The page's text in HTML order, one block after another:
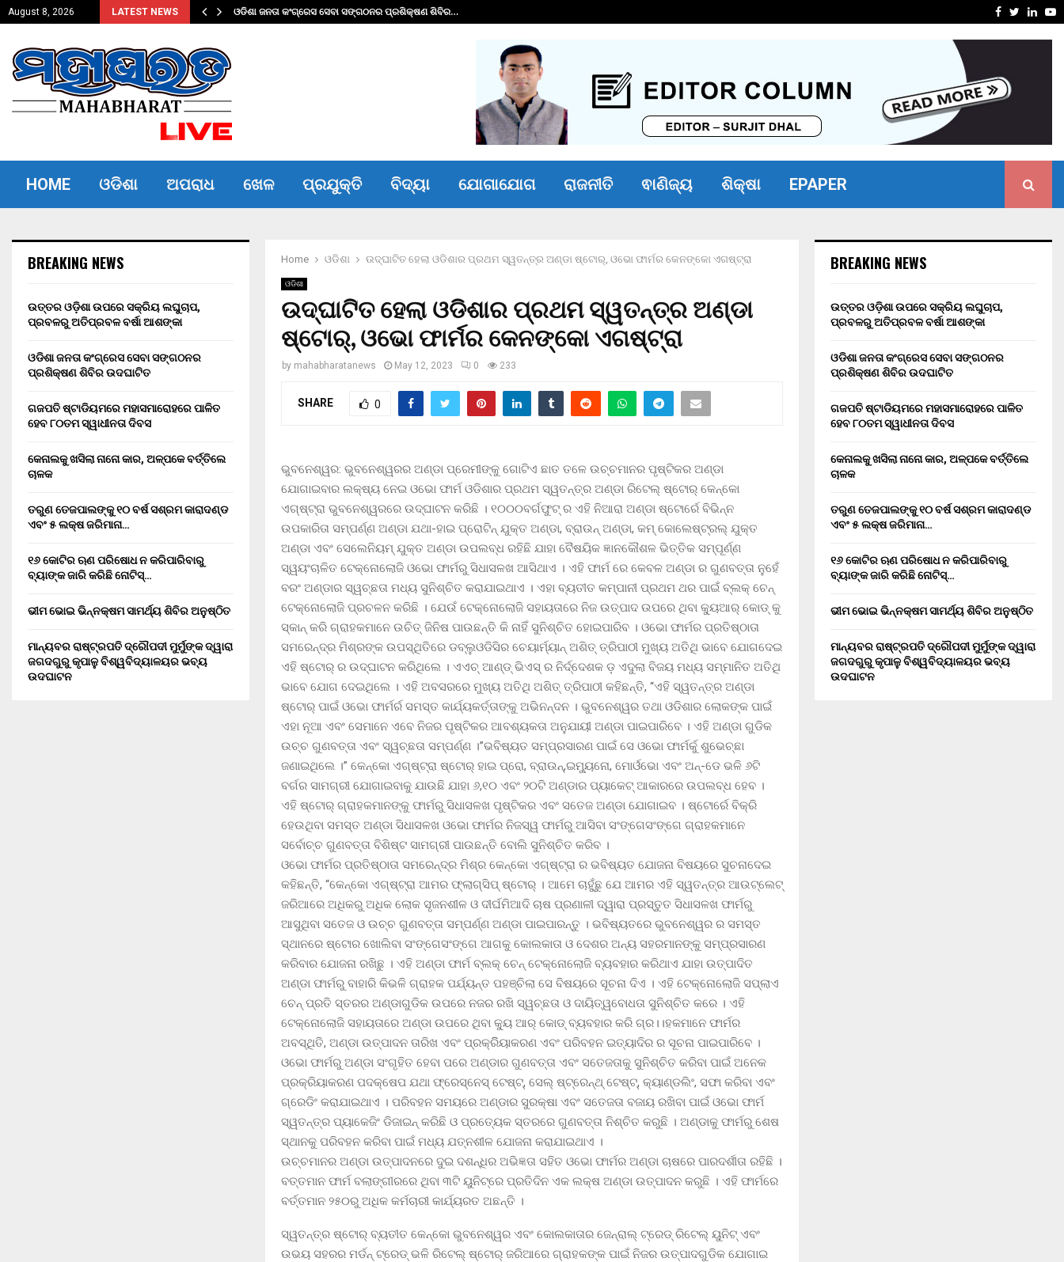
August 8, 2026 LATEST NEWS
ଅତିପ୍ରବଳ… ଓଡିଶା ଜନତା କଂଗ୍ରେସ ସେବା ସଙ୍ଗଠନର ପ୍ରଶିକ୍ଷଣ ଶିବିର… କେନାଲକୁ
Facebook
Twitter
HOME ଓଡିଶା ଅପରାଧ ଖେଳ ପ୍ରଯୁକ୍ତି ବିଦ୍ୟା ଯୋଗାଯୋଗ ରାଜନୀତି ଵାଣିଜ୍ୟ ଶିକ୍ଷା EPAPER
Home ଓଡିଶା ଉଦ୍ଘାଟିତ ହେଲା ଓଡିଶାର ପ୍ରଥମ ସ୍ୱତନ୍ତ୍ର ଅଣ୍ଡା ଷ୍ଟୋର୍, ଓଭୋ ଫାର୍ମର କେନଙ୍କୋ ଏଗଷ୍ଟ୍ରା
ଓଡିଶା
ଉଦ୍ଘାଟିତ ହେଲା ଓଡିଶାର ପ୍ରଥମ ସ୍ୱତନ୍ତ୍ର ଅଣ୍ଡା
ଷ୍ଟୋର୍, ଓଭୋ ଫାର୍ମର କେନଙ୍କୋ ଏଗଷ୍ଟ୍ରା
by mahabharatanews May 12, 2023 0 233
SHARE 0
ଭୁବନେଶ୍ୱର: ଭୁବନେଶ୍ୱରର ଅଣ୍ଡା ପ୍ରେମୀଙ୍କୁ ଗୋଟିଏ ଛାତ ତଳେ ଉଚ୍ଚମାନର ପୃଷ୍ଟିକର ଅଣ୍ଡା
ଯୋଗାଇବାର ଲକ୍ଷ୍ୟ ନେଇ ଓଭୋ ଫାର୍ମ ଓଡିଶାର ପ୍ରଥମ ସ୍ୱତନ୍ତ୍ର ଅଣ୍ଡା ରିଟେଲ୍ ଷ୍ଟୋର୍ କେନ୍କୋ
ଏଗ୍ଷ୍ଟ୍ରା ଭୁବନେଶ୍ୱରରେ ଉଦ୍ଘାଟନ କରିଛି । ୧୦୦୦ବର୍ଗଫୁଟ୍ ର ଏହି ନିଆରା ଅଣ୍ଡା ଷ୍ଟୋର୍ରେ ବିଭିନ୍ନ
ଉପକାରିତା ସମ୍ପର୍ଣ୍ଣ ଅଣ୍ଡା ଯଥା-ହାଇ ପ୍ରୋଟିନ୍ ଯୁକ୍ତ ଅଣ୍ଡା, ବ୍ରାଉନ୍ ଅଣ୍ଡା, କମ୍ କୋଲେଷ୍ଟ୍ରଲ୍ ଯୁକ୍ତ
ଅଣ୍ଡା ଏବଂ ସେଲେନିୟମ୍ ଯୁକ୍ତ ଅଣ୍ଡା ଉପଲବ୍ଧ ରହିଛି ଯାହା ବୈଷୟିକ ଜ୍ଞାନକୌଶଳ ଭିତ୍ତିକ ସମ୍ପୂର୍ଣ୍ଣ
ସ୍ୱୟଂଚାଳିତ ଟେକ୍ନୋଲୋଜି ଓଭୋ ଫାର୍ମରୁ ସିଧାସଳଖ ଆସିଥାଏ । ଏହି ଫାର୍ମ ରେ କେବଳ ଅଣ୍ଡା ର ଗୁଣବତ୍ତା ନୁହେଁ
ବରଂ ଅଣ୍ଡାର ସ୍ୱଚ୍ଛତା ମଧ୍ୟ ସୁନିଶ୍ଚିତ କରାଯାଇଥାଏ । ଏହା ବ୍ୟତୀତ କମ୍ପାନୀ ପ୍ରଥମ ଥର ପାଇଁ ବ୍ଲକ୍ ଚେନ୍
ଟେକ୍ନୋଲୋଜି ପ୍ରଚଳନ କରିଛି । ଯେଉଁ ଟେକ୍ନୋଲୋଜି ସହାୟତାରେ ନିଜ ଉତ୍ପାଦ ଉପରେ ଥିବା କ୍ୟୁଆର୍ କୋଡ୍ କୁ
ସ୍କାନ୍ କରି ଗ୍ରାହକମାନେ ଉଚିତ୍ ଜିନିଷ ପାଉଛନ୍ତି କି ନାହିଁ ସୁନିଶ୍ଚିତ ହୋଇପାରିବ । ଓଭୋ ଫାର୍ମର ପ୍ରତିଷ୍ଠାତା
ସମରେନ୍ଦ୍ର ମିଶ୍ରଙ୍କ ଉପସ୍ଥିତିରେ ଡବ୍ଲୁଓଡିସିର ଚେୟାର୍ମ୍ୟାନ୍ ଅଶିତ୍ ତ୍ରିପାଠୀ ମୁଖ୍ୟ ଅତିଥି ଭାବେ ଯୋଗଦେଇ
ଏହି ଷ୍ଟୋର୍ ର ଉଦ୍ଘାଟନ କରିଥିଲେ । ଏଏଚ୍ ଆଣ୍ଡ୍ ଭିଏସ୍ ର ନିର୍ଦ୍ଦେଶକ ଡ଼ ଏଦୁଲା ବିଜୟ ମଧ୍ୟ ସମ୍ମାନିତ ଅତିଥି
ଭାବେ ଯୋଗ ଦେଇଥିଲେ । ଏହି ଅବସରରେ ମୁଖ୍ୟ ଅତିଥି ଅଶିତ୍ ତ୍ରିପାଠୀ କହିଛନ୍ତି, “ଏହି ସ୍ୱତନ୍ତ୍ର ଅଣ୍ଡା
ଷ୍ଟୋର୍ ପାଇଁ ଓଭୋ ଫାର୍ମର୍ର ସମସ୍ତ କାର୍ଯ୍ୟକର୍ତ୍ତାଙ୍କୁ ଅଭିନନ୍ଦନ । ଭୁବନେଶ୍ୱର ତଥା ଓଡିଶାର ଲୋକଙ୍କ ପାଇଁ
ଏହା ନୂଆ ଏବଂ ସେମାନେ ଏବେ ନିଜର ପୃଷ୍ଟିକର ଆବଶ୍ୟକତା ଅନୁଯାୟୀ ଅଣ୍ଡା ପାଇପାରିବେ । ଏହି ଅଣ୍ଡା ଗୁଡିକ
ଉଚ୍ଚ ଗୁଣବତ୍ତା ଏବଂ ସ୍ୱଚ୍ଛତା ସମ୍ପର୍ଣ୍ଣ ।”ଭବିଷ୍ୟତ ସମ୍ପ୍ରସାରଣ ପାଇଁ ସେ ଓଭୋ ଫାର୍ମର୍କୁ ଶୁଭେଚ୍ଛା
ଜଣାଇଥିଲେ ।” କେନ୍କୋ ଏଗ୍ଷ୍ଟ୍ରା ଷ୍ଟୋର୍ ହାଇ ପ୍ରୋ, ବ୍ରାଉନ୍,ଇମ୍ୟୁନୋ, ମୋର୍ଓଭୋ ଏବଂ ଅନ୍-ଡେ ଭଳି ୬ଟି
ବର୍ଗର ସାମଗ୍ରୀ ଯୋଗାଇବାକୁ ଯାଉଛି ଯାହା ୬,୧୦ ଏବଂ ୨୦ଟି ଅଣ୍ଡାର ପ୍ୟାକେଟ୍ ଆକାରରେ ଉପଲବ୍ଧ ହେବ ।
ଏହି ଷ୍ଟୋର୍ ଗ୍ରାହକମାନଙ୍କୁ ଫାର୍ମରୁ ସିଧାସଳଖ ପୃଷ୍ଟିକର ଏବଂ ସତେଜ ଅଣ୍ଡା ଯୋଗାଇବ । ଷ୍ଟୋର୍ରେ ବିକ୍ରି
ହେଉଥିବା ସମସ୍ତ ଅଣ୍ଡା ସିଧାସଳଖ ଓଭୋ ଫାର୍ମର ନିଜସ୍ୱ ଫାର୍ମରୁ ଆସିବା ସଂଙ୍ଗେସଂଙ୍ଗେ ଗ୍ରାହକମାନେ
ସର୍ବୋଚ୍ଚ ଗୁଣବତ୍ତା ବିଶିଷ୍ଟ ସାମଗ୍ରୀ ପାଉଛନ୍ତି ବୋଲି ସୁନିଶ୍ଚିତ କରିବ ।
ଓଭୋ ଫାର୍ମର ପ୍ରତିଷ୍ଠାତା ସମରେନ୍ଦ୍ର ମିଶ୍ର କେନ୍କୋ ଏଗ୍ଷ୍ଟ୍ରା ର ଭବିଷ୍ୟତ ଯୋଜନା ବିଷୟରେ ସୁଚନାଦେଇ
କହିଛନ୍ତି, “କେନ୍କୋ ଏଗ୍ଷ୍ଟ୍ରା ଆମର ଫ୍ଲାଗ୍ସିପ୍ ଷ୍ଟୋର୍ । ଆମେ ଚାହୁଁଛୁ ଯେ ଆମର ଏହି ସ୍ୱତନ୍ତ୍ର ଆଉଟ୍ଲେଟ୍
ଜରିଆରେ ଅଧିକରୁ ଅଧିକ ଲୋକ ସୃଜନଶୀଳ ଓ ଦୀର୍ଘମିଆଦି ଚାଷ ପ୍ରଣାଳୀ ଦ୍ୱାରା ପ୍ରସ୍ତୁତ ସିଧାସଳଖ ଫାର୍ମରୁ
ଆସୁଥିବା ସତେଜ ଓ ଉଚ୍ଚ ଗୁଣବତ୍ତା ସମ୍ପର୍ଣ୍ଣ ଅଣ୍ଡା ପାଇପାରନ୍ତୁ । ଭବିଷ୍ୟତରେ ଭୁବନେଶ୍ୱର ର ସମସ୍ତ
ସ୍ଥାନରେ ଷ୍ଟୋର ଖୋଲିବା ସଂଙ୍ଗେସଂଙ୍ଗେ ଆଗକୁ କୋଲକାତା ଓ ଦେଶର ଅନ୍ୟ ସହରମାନଙ୍କୁ ସମ୍ପ୍ରସାରଣ
କରିବାର ଯୋଜନା ରଖିଛୁ । ଏହି ଅଣ୍ଡା ଫାର୍ମ ବ୍ଲକ୍ ଚେନ୍ ଟେକ୍ନୋଲୋଜି ବ୍ୟବହାର କରିଥାଏ ଯାହା ଉତ୍ପାଦିତ
ଅଣ୍ଡା ଫାର୍ମରୁ ବାହାରି କିଭଳି ଗ୍ରାହକ ପର୍ଯ୍ୟନ୍ତ ପହଞ୍ଚିଲା ସେ ବିଷୟରେ ସୂଚନା ଦିଏ । ଏହି ଟେକ୍ନୋଲୋଜି ସପ୍ଲାଏ
ଚେନ୍ ପ୍ରତି ସ୍ତରର ଅଣ୍ଡାଗୁଡିକ ଉପରେ ନଜର ରଖି ସ୍ୱଚ୍ଛତା ଓ ଦାୟିତ୍ୱବୋଧତା ସୁନିଶ୍ଚିତ କରେ । ଏହି
ଟେକ୍ନୋଲୋଜି ସହାୟତାରେ ଅଣ୍ଡା ଉପରେ ଥିବା କ୍ୟୁ ଆର୍ କୋଡ୍ ବ୍ୟବହାର କରି ଗ୍ର।।ହକମାନେ ଫାର୍ମର
ଅବସ୍ଥିତି, ଅଣ୍ଡା ଉତ୍ପାଦନ ତାରିଖ ଏବଂ ପ୍ରକ୍ରିିୟାକରଣ ଏବଂ ପରିବହନ ଇତ୍ୟାଦିର ର ସୂଚନା ପାଇପାରିବେ ।
ଓଭୋ ଫାର୍ମରୁ ଅଣ୍ଡା ସଂଗୃହିତ ହେବା ପରେ ଅଣ୍ଡାର ଗୁଣବତ୍ତା ଏବଂ ସତେଜତାକୁ ସୁନିଶ୍ଚିତ କରିବା ପାଇଁ ଅନେକ
ପ୍ରକ୍ରିୟାକରଣ ପଦକ୍ଷେପ ଯଥା ଫ୍ରେସ୍ନେସ୍ ଟେଷ୍ଟ୍, ସେଲ୍ ଷ୍ଟ୍ରେନ୍ଥ୍ ଟେଷ୍ଟ୍, କ୍ୟାଣ୍ଡଲିଂ, ସଫା କରିବା ଏବଂ
ଗ୍ରେଡିଂ କରାଯାଇଥାଏ । ପରିବହନ ସମୟରେ ଅଣ୍ଡାର ସୁରକ୍ଷା ଏବଂ ସତେଜତା ବଜାୟ ରଖିବା ପାଇଁ ଓଭୋ ଫାର୍ମ
ସ୍ୱତନ୍ତ୍ର ପ୍ୟାକେଜିଂ ଡିଜାଇନ୍ କରିଛି ଓ ପ୍ରତ୍ୟେକ ସ୍ତରରେ ଗୁଣବତ୍ତା ନିଶ୍ଚିତ କରୁଛି । ଅଣ୍ଡାକୁ ଫାର୍ମରୁ ଶେଷ
ସ୍ଥାନକୁ ପରିବହନ କରିବା ପାଇଁ ମଧ୍ୟ ଯତ୍ନଶୀଳ ଯୋଜନା କରାଯାଇଥାଏ ।
ଉଚ୍ଚମାନର ଅଣ୍ଡା ଉତ୍ପାଦନରେ ଦୁଇ ଦଶନ୍ଧିର ଅଭିଜ୍ଞତା ସହିତ ଓଭୋ ଫାର୍ମର ଅଣ୍ଡା ଚାଷରେ ପାରଦର୍ଶୀତା ରହିଛି ।
ବତ୍ତମାନ ଫାର୍ମ ବଲାଙ୍ଗୀରରେ ଥିବା ୩ଟି ୟୁନିଟ୍ରେ ପ୍ରତିଦିନ ଏକ ଲକ୍ଷ ଅଣ୍ଡା ଉତ୍ପାଦନ କରୁଛି । ଏହି ଫାର୍ମରେ
ବର୍ତ୍ତମାନ ୨୫୦ରୁ ଅଧିକ କର୍ମଚାରୀ କାର୍ଯ୍ୟରତ ଅଛନ୍ତି ।
ସ୍ୱତନ୍ତ୍ର ଷ୍ଟୋର୍ ବ୍ୟତୀତ କେନ୍କୋ ଭୁବନେଶ୍ୱର ଏବଂ କୋଲକାତାର ଜେନ୍ରାଲ୍ ଟ୍ରେଡ୍ ରିଟେଲ୍ ୟୁନିଟ୍ ଏବଂ
ଉଭୟ ସହରର ମର୍ଡନ୍ ଟ୍ରେଡ୍ ଭଳି ରିଟେଲ୍ ଷ୍ଟୋର୍ ଜରିଆରେ ଗ୍ରାହକଙ୍କ ପାଇଁ ନିଜର ଉତ୍ପାଦଗୁଡିକ ଯୋଗାଇ
BREAKING NEWS
ଉତ୍ତର ଓଡ଼ିଶା ଉପରେ ସକ୍ରିୟ ଲଘୁଚାପ,
ପ୍ରବଳରୁ ଅତିପ୍ରବଳ ବର୍ଷା ଆଶଙ୍କା
ଓଡିଶା ଜନତା କଂଗ୍ରେସ ସେବା ସଙ୍ଗଠନର
ପ୍ରଶିକ୍ଷଣ ଶିବିର ଉଦଘାଟିତ
ଗଜପତି ଷ୍ଟାଡିୟମରେ ମହାସମାରୋହରେ ପାଳିତ
ହେବ ୮୦ତମ ସ୍ୱାଧୀନତା ଦିବସ
କେନାଲକୁ ଖସିଲା ନାନୋ କାର, ଅଳ୍ପକେ ବର୍ତ୍ତିଲେ
ଚାଳକ
ତରୁଣ ତେଜପାଲଙ୍କୁ ୧୦ ବର୍ଷ ସଶ୍ରମ କାରାଦଣ୍ଡ
ଏବଂ ₹୫ ଲକ୍ଷ ଜରିମାନା…
୧୬ କୋଟିର ଋଣ ପରିଷୋଧ ନ କରିପାରିବାରୁ
ବ୍ୟାଙ୍କ ଜାରି କରିଛି ନୋଟିସ୍…
ଭୀମ ଭୋଇ ଭିନ୍ନକ୍ଷମ ସାମର୍ଥ୍ୟ ଶିବିର ଅନୁଷ୍ଠିତ
ମାନ୍ୟବର ରାଷ୍ଟ୍ରପତି ଦ୍ରୌପଦୀ ମୁର୍ମୁଙ୍କ ଦ୍ୱାରା
ଜଗଦଗୁରୁ କୃପାଳୁ ବିଶ୍ୱବିଦ୍ୟାଳୟର ଭବ୍ୟ
ଉଦଘାଟନ
BREAKING NEWS
ଉତ୍ତର ଓଡ଼ିଶା ଉପରେ ସକ୍ରିୟ ଲଘୁଚାପ,
ପ୍ରବଳରୁ ଅତିପ୍ରବଳ ବର୍ଷା ଆଶଙ୍କା
ଓଡିଶା ଜନତା କଂଗ୍ରେସ ସେବା ସଙ୍ଗଠନର
ପ୍ରଶିକ୍ଷଣ ଶିବିର ଉଦଘାଟିତ
ଗଜପତି ଷ୍ଟାଡିୟମରେ ମହାସମାରୋହରେ ପାଳିତ
ହେବ ୮୦ତମ ସ୍ୱାଧୀନତା ଦିବସ
କେନାଲକୁ ଖସିଲା ନାନୋ କାର, ଅଳ୍ପକେ ବର୍ତ୍ତିଲେ
ଚାଳକ
ତରୁଣ ତେଜପାଲଙ୍କୁ ୧୦ ବର୍ଷ ସଶ୍ରମ କାରାଦଣ୍ଡ
ଏବଂ ₹୫ ଲକ୍ଷ ଜରିମାନା…
୧୬ କୋଟିର ଋଣ ପରିଷୋଧ ନ କରିପାରିବାରୁ
ବ୍ୟାଙ୍କ ଜାରି କରିଛି ନୋଟିସ୍…
ଭୀମ ଭୋଇ ଭିନ୍ନକ୍ଷମ ସାମର୍ଥ୍ୟ ଶିବିର ଅନୁଷ୍ଠିତ
ମାନ୍ୟବର ରାଷ୍ଟ୍ରପତି ଦ୍ରୌପଦୀ ମୁର୍ମୁଙ୍କ ଦ୍ୱାରା
ଜଗଦଗୁରୁ କୃପାଳୁ ବିଶ୍ୱବିଦ୍ୟାଳୟର ଭବ୍ୟ
ଉଦଘାଟନ